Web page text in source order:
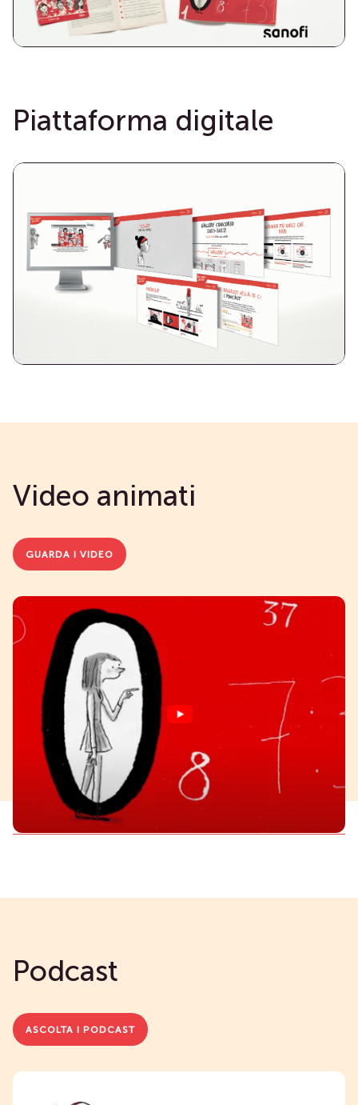
Piattaforma digitale
Video animati
GUARDA I VIDEO
Podcast
ASCOLTA I PODCAST